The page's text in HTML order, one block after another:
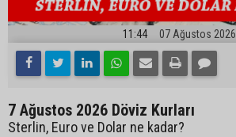
11:44 07 Ağustos 2026
7 Ağustos 2026 Döviz Kurları
Sterlin, Euro ve Dolar ne kadar?